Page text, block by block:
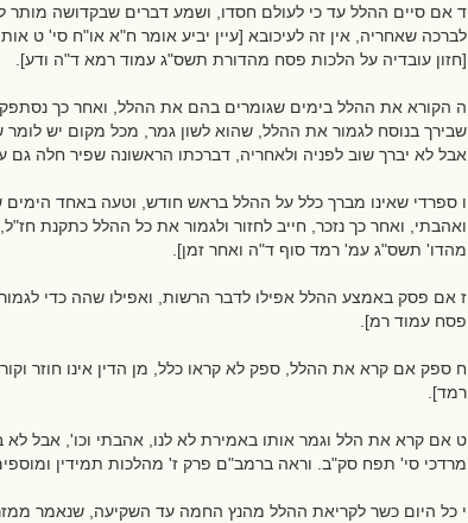
ד אם סיים ההלל עד כי לעולם חסדו, ושמע דברים שבקדושה מותר
לברכה שאחריה, אין זה לעיכובא [עיין יביע אומר ח"א או"ח סי' ט
[חזון עובדיה על הלכות פסח מהדורת תשס"ג עמוד רמא ד"ה ודע].
ה הקורא את ההלל בימים שגומרים בהם את ההלל, ואחר כך נסתפק
שבירך בנוסח לגמור את ההלל, שהוא לשון גמר, מכל מקום יש לומר
אבל לא יברך שוב לפניה ולאחריה, דברכתו הראשונה שפיר חלה
ו ספרדי שאינו מברך כלל על ההלל בראש חודש, וטעה באחד
ואהבתי, ואחר כך נזכר, חייב לחזור ולגמור את כל ההלל כתקנת
מהדו' תשס"ג עמ' רמד סוף ד"ה ואחר זמן].
ז אם פסק באמצע ההלל אפילו לדבר הרשות, ואפילו שהה כדי לגמור
פסח עמוד רמ].
ח ספק אם קרא את ההלל, ספק לא קראו כלל, מן הדין אינו חוזר
רמד].
ט אם קרא את הלל וגמר אותו באמירת לא לנו, אהבתי וכו', אבל
מרדכי סי' תפח סק"ב. וראה ברמב"ם פרק ז' מהלכות תמידין
י כל היום כשר לקריאת ההלל מהנץ החמה עד השקיעה, שנאמר